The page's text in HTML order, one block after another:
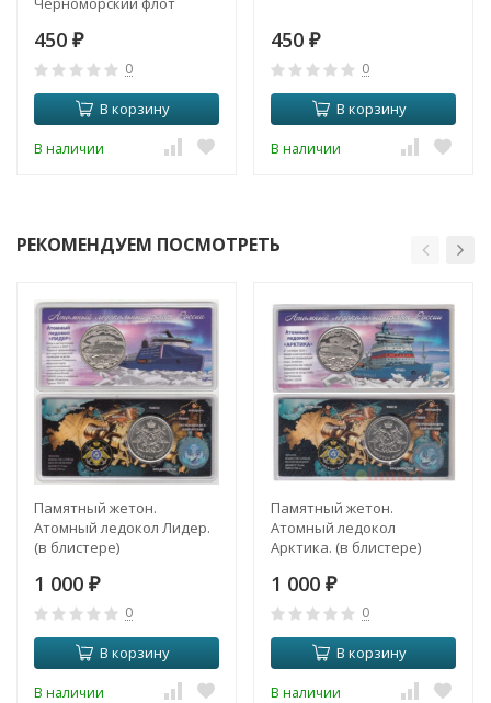
участие в зоне СВО. (для
12 жетонов)
450 ₽
0
В корзину
В наличии
450 ₽
0
В корзину
В наличии
РЕКОМЕНДУЕМ ПОСМОТРЕТЬ
Памятный жетон.
Атомный ледокол Лидер.
(в блистере)
1 000 ₽
0
В корзину
В наличии
Памятный жетон.
Атомный ледокол
Арктика. (в блистере)
1 000 ₽
0
В корзину
В наличии